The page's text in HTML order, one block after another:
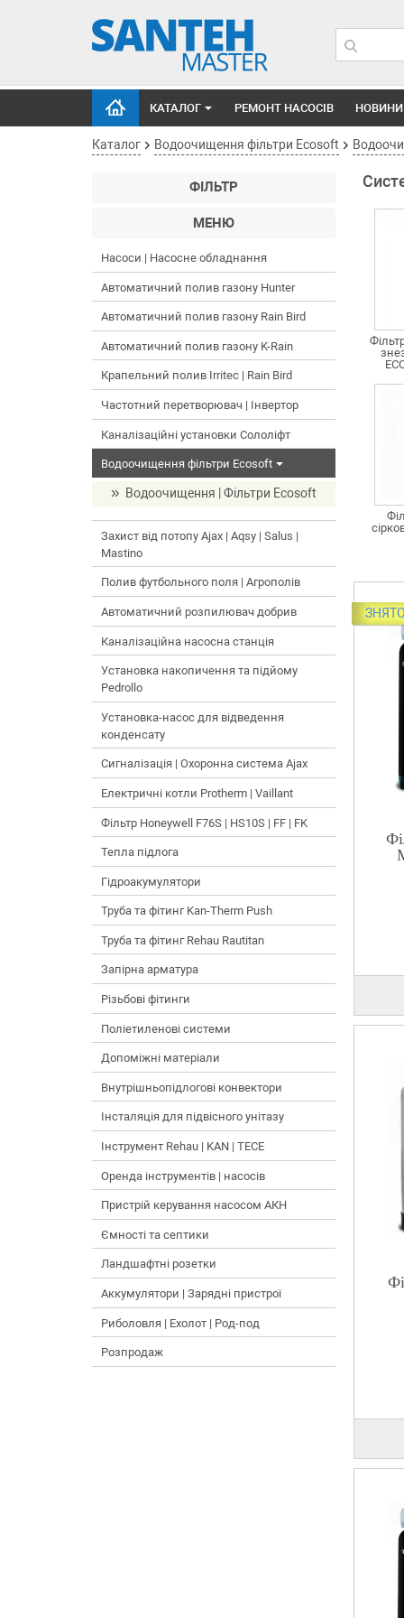
КАТАЛОГ РЕМОНТ НАСОСІВ НОВИНИ
Каталог Водоочищення фільтри Ecosoft
ФІЛЬТР
МЕНЮ
Насоси | Насосне обладнання
Автоматичний полив газону Hunter
Автоматичний полив газону Rain Bird
Автоматичний полив газону K-Rain
Крапельний полив Irritec | Rain Bird
Частотний перетворювач | Інвертор
Каналізаційні установки Сололіфт
Водоочищення фільтри Ecosoft
Водоочищення | Фільтри Ecosoft
Захист від потопу Ajax | Aqsy | Salus |
Mastino
Полив футбольного поля | Агрополів
Автоматичний розпилювач добрив
Каналізаційна насосна станція
Установка накопичення та підйому
Pedrollo
Установка-насос для відведення
конденсату
Сигналізація | Охоронна система Ajax
Електричні котли Protherm | Vaillant
Фільтр Honeywell F76S | HS10S | FF | FK
Тепла підлога
Гідроакумулятори
Труба та фітинг Kan-Therm Push
Труба та фітинг Rehau Rautitan
Запірна арматура
Різьбові фітинги
Поліетиленові системи
Допоміжні матеріали
Внутрішньопідлогові конвектори
Інсталяція для підвісного унітазу
Інструмент Rehau | KAN | TECE
Оренда інструментів | насосів
Пристрій керування насосом АКН
Ємності та септики
Ландшафтні розетки
Аккумулятори | Зарядні пристрої
Риболовля | Ехолот | Род-под
Розпродаж